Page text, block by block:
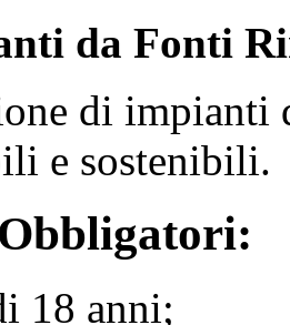
da Fonti
di impianti
e sostenibili.
18 anni;